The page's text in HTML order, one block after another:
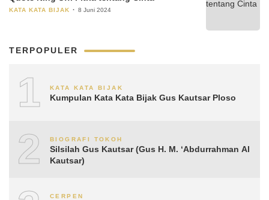
KATA KATA BIJAK 8 Juni 2024
TERPOPULER
1 KATA KATA BIJAK
Kumpulan Kata Kata Bijak Gus Kautsar Ploso
2 BIOGRAFI TOKOH
Silsilah Gus Kautsar (Gus H. M. ‘Abdurrahman Al
Kautsar)
CERPEN